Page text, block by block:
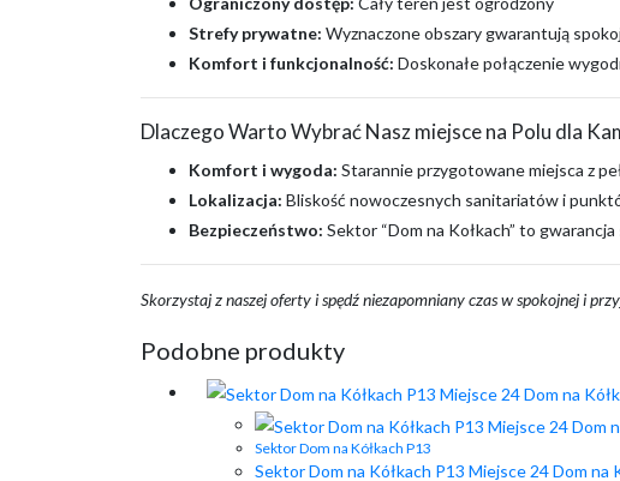
Strefy prywatne: Wyznaczone obszary gwarantują
Komfort i funkcjonalność: Doskonałe połączenie
Dlaczego Warto Wybrać Nasz miejsce na Polu dla
Komfort i wygoda: Starannie przygotowane miejsca z
Lokalizacja: Bliskość nowoczesnych sanitariatów i
Bezpieczeństwo: Sektor “Dom na Kołkach” to
Skorzystaj z naszej oferty i spędź niezapomniany czas w spokojnej i
Podobne produkty
Sektor Dom na Kółkach P13
Sektor Dom na Kółkach P13 Miejsce 24 Dom na